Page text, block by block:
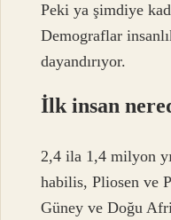
Peki ya şimdiye
Demograflar
dayandırıyor.
İlk insan
2,4 ila 1,4 milyon
habilis, Pliosen ve
Güney ve Doğu